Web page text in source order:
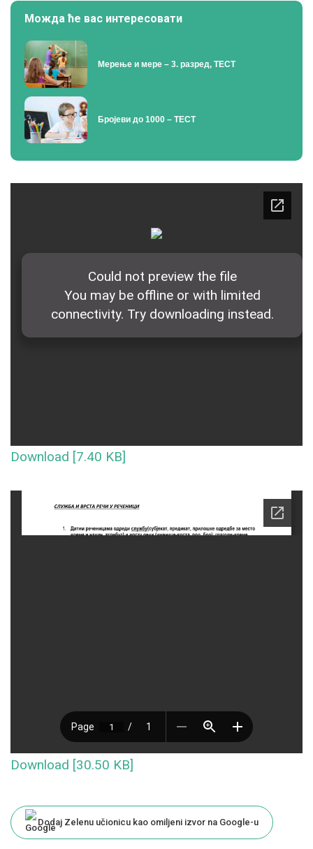
Можда ће вас интересовати
Мерење и мере – 3. разред, ТЕСТ
Бројеви до 1000 – ТЕСТ
Download [7.40 KB]
Download [30.50 KB]
Dodaj Zelenu učionicu kao omiljeni izvor na Google-u